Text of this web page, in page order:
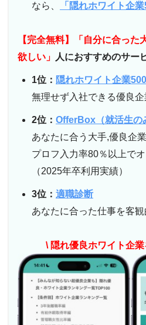
なら、
「隠れホワイト企業
【完全無料】「自分に合った
欲しい」
人におすすめのサー
1位： 隠れホワイト企業
無理せず入社できる優良企
2位： OfferBox（就活生の
あなたに合う大手,優良企
プロフ入力率80％以上で
（2025年卒利用実績）
3位： 適職診断
あなたに合った仕事を客
\ 隠れ優良ホワイト企